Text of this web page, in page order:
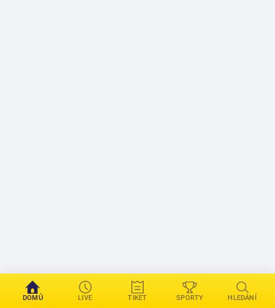
DOMŮ LIVE TIKET SPORTY HLEDÁNÍ